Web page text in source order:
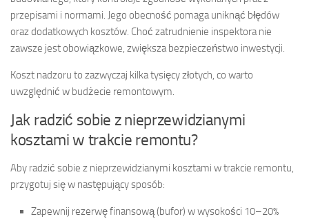
przepisami i normami. Jego obecność pomaga uniknąć błędów
oraz dodatkowych kosztów. Choć zatrudnienie inspektora nie
zawsze jest obowiązkowe, zwiększa bezpieczeństwo inwestycji.
Koszt nadzoru to zazwyczaj kilka tysięcy złotych, co warto
uwzględnić w budżecie remontowym.
Jak radzić sobie z nieprzewidzianymi
kosztami w trakcie remontu?
Aby radzić sobie z nieprzewidzianymi kosztami w trakcie remontu,
przygotuj się w następujący sposób:
Zapewnij rezerwę finansową (bufor) w wysokości 10–20%